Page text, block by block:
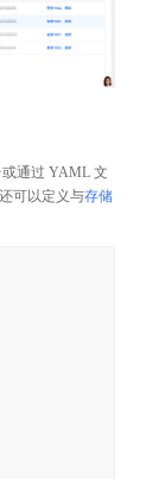
通过 YAML 文
可以定义与存储